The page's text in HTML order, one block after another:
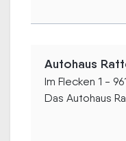
Autohaus
Im Flecken 1 -
Das Autohaus